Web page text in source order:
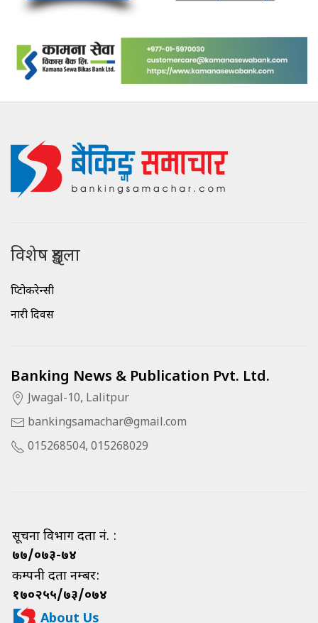
विशेष शृङ्खला
क्रिप्टोकरेन्सी
नारी दिवस
Banking News & Publication Pvt. Ltd.
Jwagal-10, Lalitpur
bankingsamachar@gmail.com
015268504, 015268029
सूचना विभाग दर्ता नं. :
७७/०७३-७४
कम्पनी दर्ता नम्बर:
१७०२५५/७३/०७४
About Us